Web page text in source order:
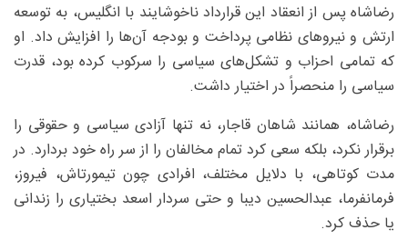
رضاشاه پس از انعقاد این قرارداد ناخوشایند با انگلیس، به توسعه
ارتش و نیروهای نظامی پرداخت و بودجه آن‌ها را افزایش داد. او
که تمامی احزاب و تشکل‌های سیاسی را سرکوب کرده بود، قدرت
سیاسی را منحصراً در اختیار داشت.
رضاشاه، همانند شاهان قاجار، نه تنها آزادی سیاسی و حقوقی را
برقرار نکرد، بلکه سعی کرد تمام مخالفان را از سر راه خود بردارد. در
مدت کوتاهی، با دلایل مختلف، افرادی چون تیمورتاش، فیروز،
فرمانفرما، عبدالحسین دیبا و حتی سردار اسعد بختیاری را زندانی
یا حذف کرد.